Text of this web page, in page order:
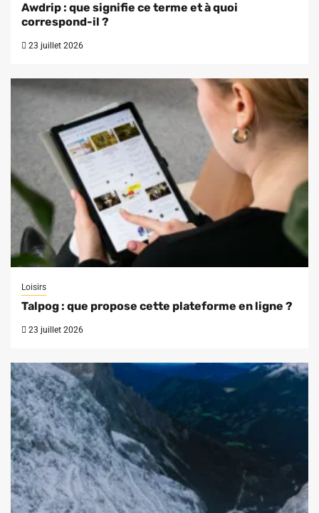
Awdrip : que signifie ce terme et à quoi
correspond-il ?
23 juillet 2026
Loisirs
Talpog : que propose cette plateforme en ligne ?
23 juillet 2026